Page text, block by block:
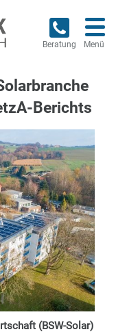
Beratung Menü
Berichts
(BSW-Solar)